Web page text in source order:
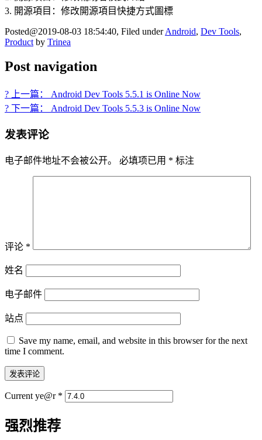
3. 開源項目：修改開源項目快捷方式圖標
Posted@2019-08-03 18:54:40, Filed underAndroid, Dev Tools,
Product by Trinea
Post navigation
? 上一篇： Android Dev Tools 5.5.1 is Online Now
? 下一篇： Android Dev Tools 5.5.3 is Online Now
发表评论
电子邮件地址不会被公开。 必填项已用 * 标注
评论 *
姓名
电子邮件
站点
Save my name, email, and website in this browser for the next
time I comment.
Current ye@r *
强烈推荐